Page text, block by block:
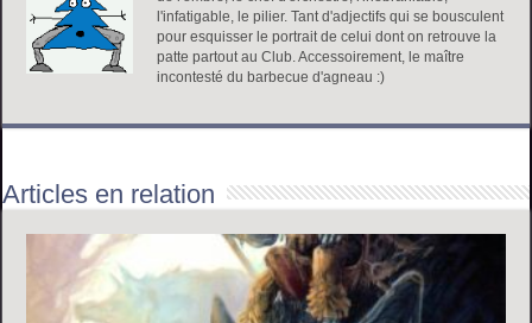
n
l'infatigable, le pilier. Tant d'adjectifs qui se bousculent
pour esquisser le portrait de celui dont on retrouve la
patte partout au Club. Accessoirement, le maître
incontesté du barbecue d'agneau :)
Articles en relation